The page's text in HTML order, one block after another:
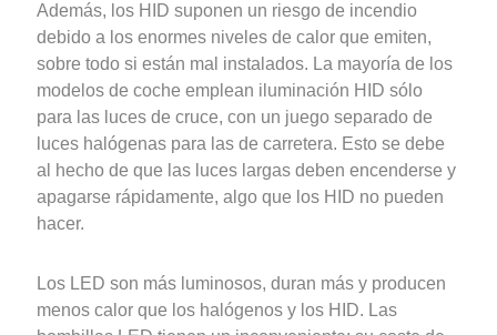
Además, los HID suponen un riesgo de incendio
debido a los enormes niveles de calor que emiten,
sobre todo si están mal instalados. La mayoría de los
modelos de coche emplean iluminación HID sólo
para las luces de cruce, con un juego separado de
luces halógenas para las de carretera. Esto se debe
al hecho de que las luces largas deben encenderse y
apagarse rápidamente, algo que los HID no pueden
hacer.
Los LED son más luminosos, duran más y producen
menos calor que los halógenos y los HID. Las